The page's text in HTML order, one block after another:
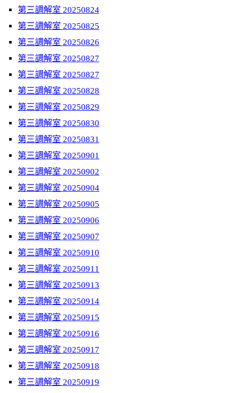
第三調解室 20250824
第三調解室 20250825
第三調解室 20250826
第三調解室 20250827
第三調解室 20250827
第三調解室 20250828
第三調解室 20250829
第三調解室 20250830
第三調解室 20250831
第三調解室 20250901
第三調解室 20250902
第三調解室 20250904
第三調解室 20250905
第三調解室 20250906
第三調解室 20250907
第三調解室 20250910
第三調解室 20250911
第三調解室 20250913
第三調解室 20250914
第三調解室 20250915
第三調解室 20250916
第三調解室 20250917
第三調解室 20250918
第三調解室 20250919